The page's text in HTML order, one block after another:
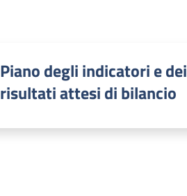
Piano degli indicatori e dei
risultati attesi di bilancio